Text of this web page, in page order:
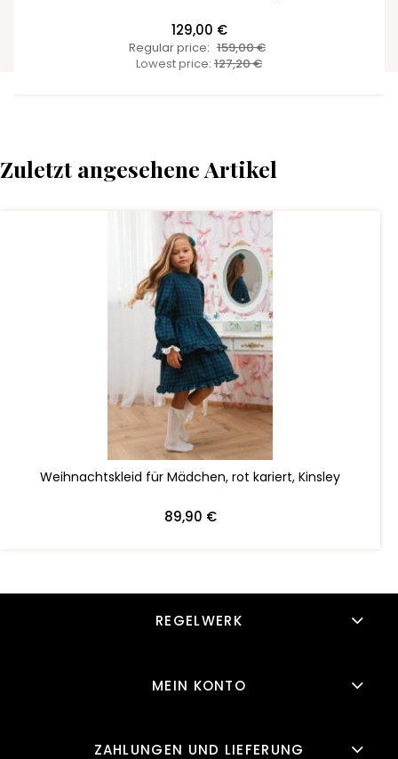
129,00 €
Regular price: 159,00 €
Lowest price: 127,20 €
Zuletzt angesehene Artikel
Weihnachtskleid für Mädchen, rot kariert, Kinsley
89,90 €
ZUM WARENKORB HINZUFÜGEN
REGELWERK
MEIN KONTO
ZAHLUNGEN UND LIEFERUNG